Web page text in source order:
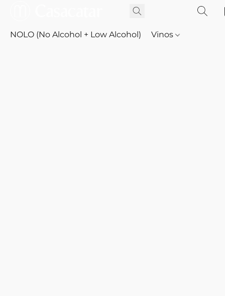
NOLO (No Alcohol + Low Alcohol) Vinos